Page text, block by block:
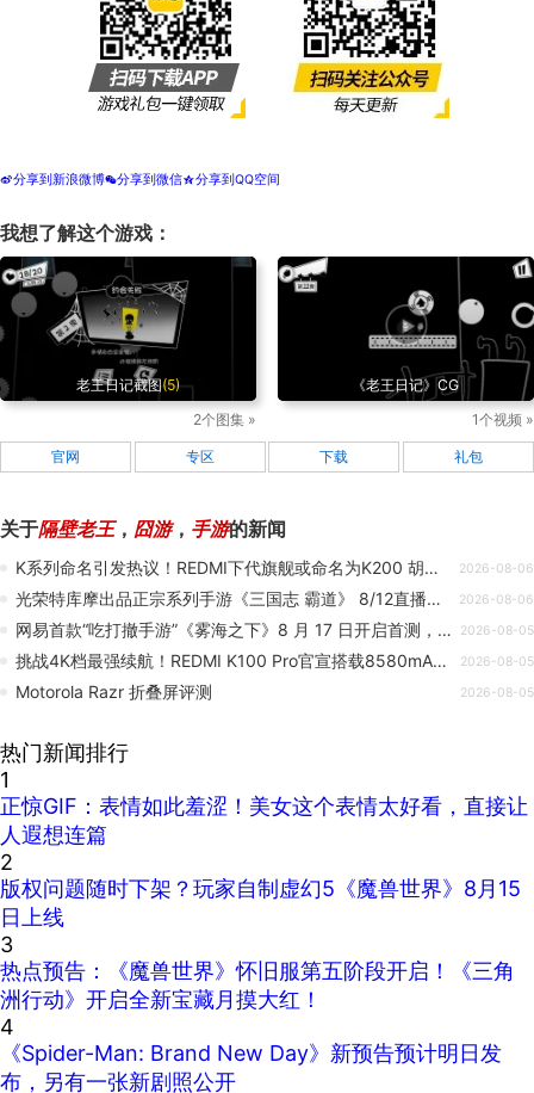
t分享到新浪微博w分享到微信z分享到QQ空间
我想了解这个游戏：
老王日记截图(5)
2个图集 »
《老王日记》CG
1个视频 »
官网 专区 下载 礼包
关于隔壁老王， 囧游， 手游的新闻
K系列命名引发热议！REDMI下代旗舰或命名为K200 胡馨心：K110有点怪 2026-08-06
光荣特库摩出品正宗系列手游《三国志 霸道》 8/12直播消息预告 宣布最新强档内容 2026-08-06
网易首款“吃打撤手游”《雾海之下》8 月 17 日开启首测，为删档不计费模式 2026-08-05
挑战4K档最强续航！REDMI K100 Pro官宣搭载8580mAh超大电池 2026-08-05
Motorola Razr 折叠屏评测 2026-08-05
热门新闻排行
1
正惊GIF：表情如此羞涩！美女这个表情太好看，直接让
人遐想连篇
2
版权问题随时下架？玩家自制虚幻5《魔兽世界》8月15
日上线
3
热点预告：《魔兽世界》怀旧服第五阶段开启！《三角
洲行动》开启全新宝藏月摸大红！
4
《Spider-Man: Brand New Day》新预告预计明日发
布，另有一张新剧照公开